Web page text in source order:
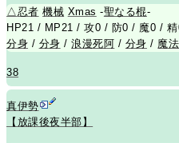
△ 忍者 機械 Xmas -聖なる棍-
HP21 / MP21 / 攻0 / 防0 / 魔0 /
分身 / 分身 /浪漫死阿 / 分身 / 魔
38
真伊勢
【放課後夜半部】